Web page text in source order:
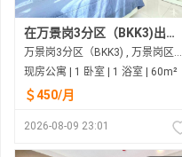
在万景岗3分区（BKK3)出租的现房公寓
万景岗3分区（BKK3) , 万景岗区（BKK) , 金边市
现房公寓 | 1 卧室 | 1 浴室 | 60m²
＄450/月
2026-08-09 23:01